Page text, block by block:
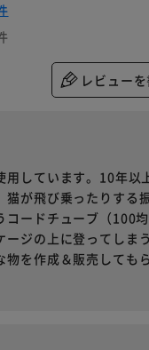
レビューを
しています。10年以
が飛び乗ったりする
ードチューブ（100
ジの上に登ってしま
を作成＆販売しても